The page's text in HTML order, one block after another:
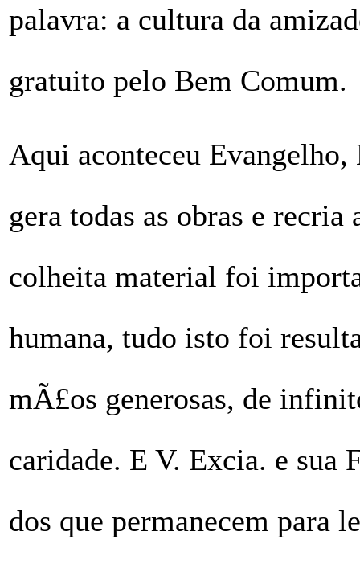
palavra: a cultura da
gratuito pelo Bem Comum.
Aqui aconteceu
gera todas as obras e
colheita material foi
humana, tudo isto foi
mÃ£os generosas, de
caridade. E V. Excia. e sua
dos que permanecem para